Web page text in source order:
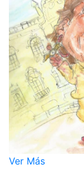
Ver Más